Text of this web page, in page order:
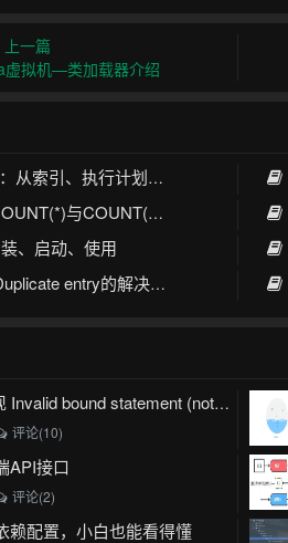
上一篇
虚拟机—类加载器介绍
执行计划到SQL调优全攻略
列名)的核心区别与优化实践
、启动、使用
entry的解决方案
mybatis plus 出现 Invalid bound statement (not found)
评论(10)
API接口
评论(2)
赖配置，小白也能看得懂